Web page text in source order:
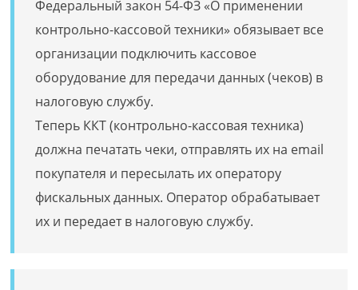
Федеральный закон 54-ФЗ «О применении
контрольно-кассовой техники» обязывает все
организации подключить кассовое
оборудование для передачи данных (чеков) в
налоговую службу.
Теперь ККТ (контрольно-кассовая техника)
должна печатать чеки, отправлять их на email
покупателя и пересылать их оператору
фискальных данных. Оператор обрабатывает
их и передает в налоговую службу.